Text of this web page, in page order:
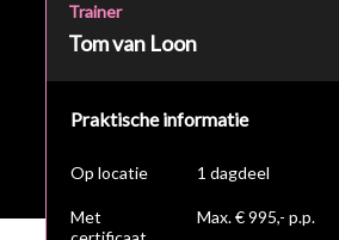
Trainer
Tom van Loon
Praktische informatie
Op locatie 1 dagdeel
Met
Max. € 995,- p.p.